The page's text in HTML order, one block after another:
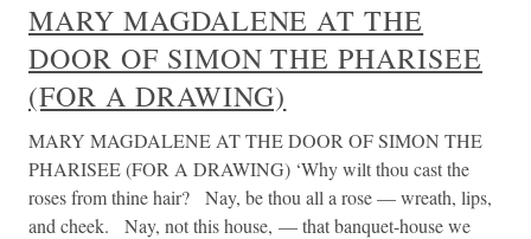
MARY MAGDALENE AT THE
DOOR OF SIMON THE PHARISEE
(FOR A DRAWING)
MARY MAGDALENE AT THE DOOR OF SIMON THE
PHARISEE (FOR A DRAWING) ‘Why wilt thou cast the
roses from thine hair? Nay, be thou all a rose — wreath, lips,
and cheek. Nay, not this house, — that banquet-house we